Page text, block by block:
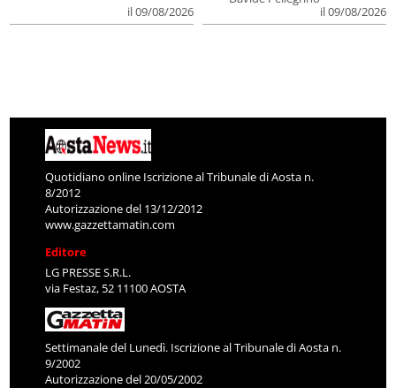
il 09/08/2026
il 09/08/2026
Quotidiano online Iscrizione al Tribunale di Aosta n.
8/2012
Autorizzazione del 13/12/2012
www.gazzettamatin.com
Editore
LG PRESSE S.R.L.
via Festaz, 52 11100 AOSTA
Settimanale del Lunedì. Iscrizione al Tribunale di Aosta n.
9/2002
Autorizzazione del 20/05/2002